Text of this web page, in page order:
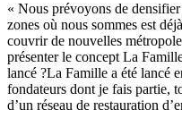
« Nous prévoyons de
zones où nous sommes est
couvrir de nouvelles
présenter le concept La
lancé ?La Famille a été lancé
fondateurs dont je fais partie,
d’un réseau de restauration